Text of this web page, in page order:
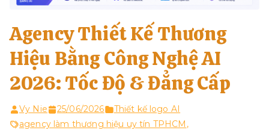
Agency Thiết Kế Thương
Hiệu Bằng Công Nghệ AI
2026: Tốc Độ & Đẳng Cấp
Vy Nie 25/06/2026
Thiết kế logo AI
agency làm thương hiệu uy tín TPHCM ,